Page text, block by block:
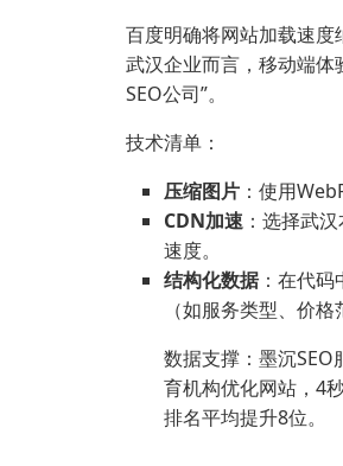
百度明确将网站加载速度
武汉企业而言，移动端体
SEO公司”。
技术清单：
压缩图片 ：使用
CDN加速 ：选择武
速度。
结构化数据：在代码
（如服务类型、价格
数据支撑：墨沉SEO
育机构优化网站，4
排名平均提升8位。